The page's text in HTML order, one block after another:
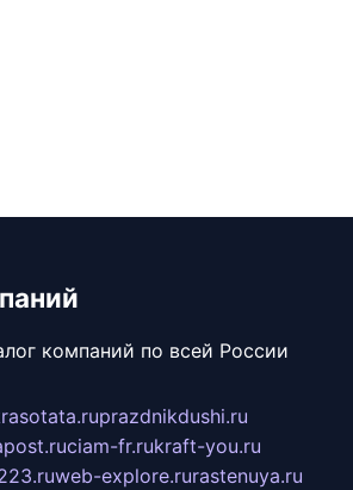
компаний по всей России
prazdnikdushi.ru
ciam-fr.rukraft-you.ru
web-explore.rurastenuya.ru